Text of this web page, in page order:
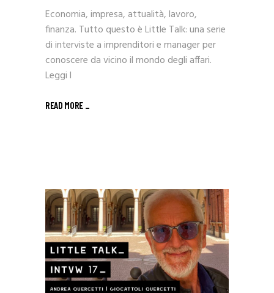
Economia, impresa, attualità, lavoro,
finanza. Tutto questo è Little Talk: una serie
di interviste a imprenditori e manager per
conoscere da vicino il mondo degli affari.
Leggi l
READ MORE _